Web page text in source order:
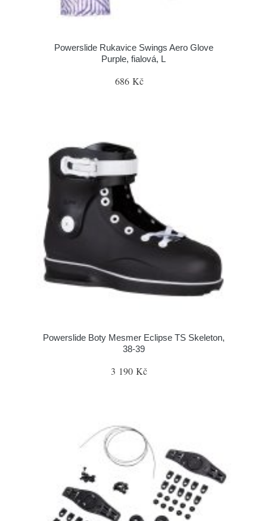
Powerslide Rukavice Swings Aero Glove
Purple, fialová, L
686 Kč
Powerslide Boty Mesmer Eclipse TS Skeleton,
38-39
3 190 Kč